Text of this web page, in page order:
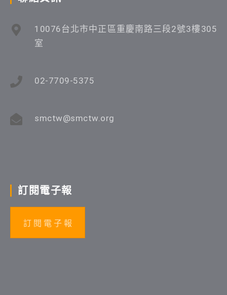
10076台北市中正區重慶南路三段2號3樓305
室
02-7709-5375
smctw@smctw.org
訂閱電子報
訂 閱 電 子 報